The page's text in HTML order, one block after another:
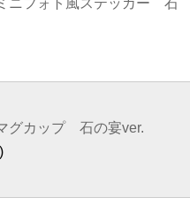
ニフォト風ステッカー 石
グカップ 石の宴ver.